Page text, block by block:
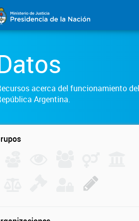
acerca del funcionamiento
Argentina.